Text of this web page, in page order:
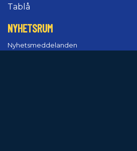
Tablå
NYHETSRUM
Nyhetsmeddelanden